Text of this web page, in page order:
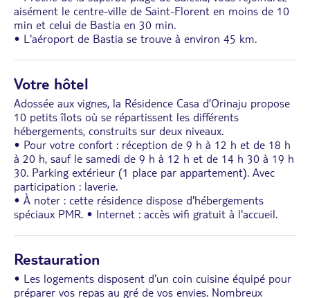
aisément le centre-ville de Saint-Florent en moins de 10
min et celui de Bastia en 30 min.
• L'aéroport de Bastia se trouve à environ 45 km.
Votre hôtel
Adossée aux vignes, la Résidence Casa d’Orinaju propose
10 petits îlots où se répartissent les différents
hébergements, construits sur deux niveaux.
• Pour votre confort : réception de 9 h à 12 h et de 18 h
à 20 h, sauf le samedi de 9 h à 12 h et de 14 h 30 à 19 h
30. Parking extérieur (1 place par appartement). Avec
participation : laverie.
• À noter : cette résidence dispose d'hébergements
spéciaux PMR. • Internet : accès wifi gratuit à l'accueil.
Restauration
• Les logements disposent d'un coin cuisine équipé pour
préparer vos repas au gré de vos envies. Nombreux